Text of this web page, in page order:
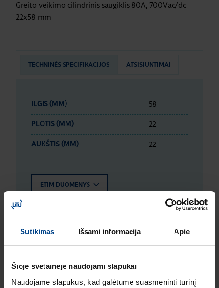
Sutikimas Išsami informacija Apie
Šioje svetainėje naudojami slapukai
Naudojame slapukus, kad galėtume suasmeninti turinį
Greito veikimo cilindrinis saugiklis 80A, 700Vac/dc
22x58 mm
TECHNINĖS SPECIFIKACIJOS ATSISIUNTIMAI
ILGIS (MM) 58
PLOTIS (MM) 22
AUKŠTIS (MM) 22
ETIM DUOMENYS
LOGISTIKOS DUOMENYS